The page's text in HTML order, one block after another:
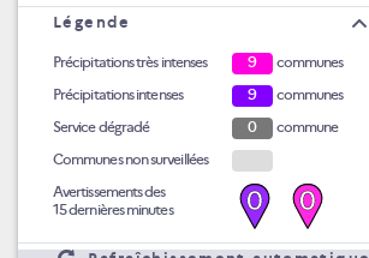
Légende
Précipitations très intenses 9
communes
Précipitations intenses
9
communes
Service dégradé
0
commune
Communes non surveillées
Avertissements des
15 dernières minutes
0 0